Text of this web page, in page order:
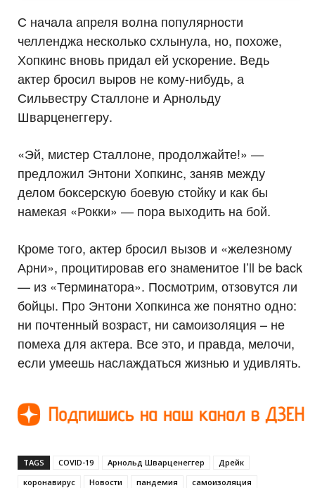
С начала апреля волна популярности
челленджа несколько схлынула, но, похоже,
Хопкинс вновь придал ей ускорение. Ведь
актер бросил выpов не кому-нибудь, а
Сильвестру Сталлоне и Арнольду
Шварценеггеру.
«Эй, мистер Сталлоне, продолжайте!» —
предложил Энтони Хопкинс, заняв между
делом боксерскую боевую стойку и как бы
намекая «Рокки» — пора выходить на бой.
Кроме того, актер бросил вызов и «железному
Арни», процитировав его знаменитое I’ll be back
— из «Терминатора». Посмотрим, отзовутся ли
бойцы. Про Энтони Хопкинса же понятно одно:
ни почтенный возраст, ни самоизоляция – не
помеха для актера. Все это, и правда, мелочи,
если умеешь наслаждаться жизнью и удивлять.
TAGS COVID-19 Арнольд Шварценеггер
Дрейк
коронавирус
Новости пандемия
самоизоляция